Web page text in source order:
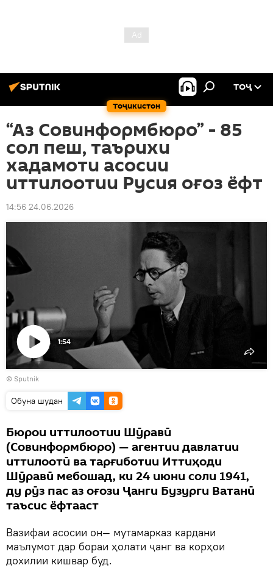
Тоҷикистон
ТОҶ
“Аз Совинформбюро” - 85
сол пеш, таърихи
хадамоти асосии
иттилоотии Русия оғоз ёфт
14:56 24.06.2026
Пахши
видео
1:54
© Sputnik
Обуна шудан
Бюрои иттилоотии Шӯравӣ
(Совинформбюро) — агентии давлатии
иттилоотӣ ва тарғиботии Иттиҳоди
Шӯравӣ мебошад, ки 24 июни соли 1941,
ду рӯз пас аз оғози Ҷанги Бузурги Ватанӣ
таъсис ёфтааст
Вазифаи асосии он— мутамарказ кардани
маълумот дар бораи ҳолати ҷанг ва корҳои
дохилии кишвар буд.